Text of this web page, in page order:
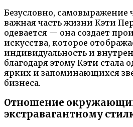
Безусловно, самовыражение
важная часть жизни Кэти
одевается — она создает
искусства, которое
индивидуальность и
благодаря этому Кэти стала
ярких и запоминающихся
бизнеса.
Отношение
экстравагантному